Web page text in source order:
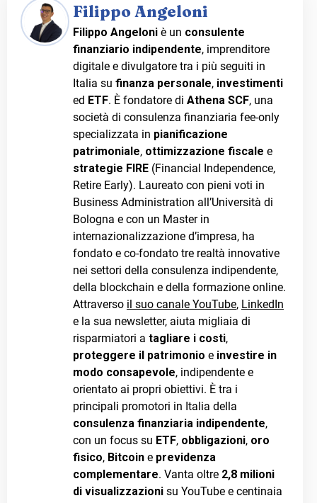
Filippo Angeloni
Filippo Angeloni è un consulente
finanziario indipendente, imprenditore
digitale e divulgatore tra i più seguiti in
Italia su finanza personale, investimenti
ed ETF. È fondatore di Athena SCF, una
società di consulenza finanziaria fee-only
specializzata in pianificazione
patrimoniale, ottimizzazione fiscale e
strategie FIRE (Financial Independence,
Retire Early). Laureato con pieni voti in
Business Administration all’Università di
Bologna e con un Master in
internazionalizzazione d’impresa, ha
fondato e co-fondato tre realtà innovative
nei settori della consulenza indipendente,
della blockchain e della formazione online.
Attraverso il suo canale YouTube, LinkedIn
e la sua newsletter, aiuta migliaia di
risparmiatori a tagliare i costi,
proteggere il patrimonio e investire in
modo consapevole, indipendente e
orientato ai propri obiettivi. È tra i
principali promotori in Italia della
consulenza finanziaria indipendente,
con un focus su ETF, obbligazioni, oro
fisico, Bitcoin e previdenza
complementare. Vanta oltre 2,8 milioni
di visualizzazioni su YouTube e centinaia